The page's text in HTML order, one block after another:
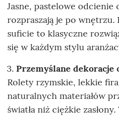
Jasne, pastelowe odcienie
rozpraszają je po wnętrzu.
suficie to klasyczne
się w każdym stylu
Przemyślane dekoracje
Rolety rzymskie, lekkie
naturalnych materiałów
światła niż ciężkie